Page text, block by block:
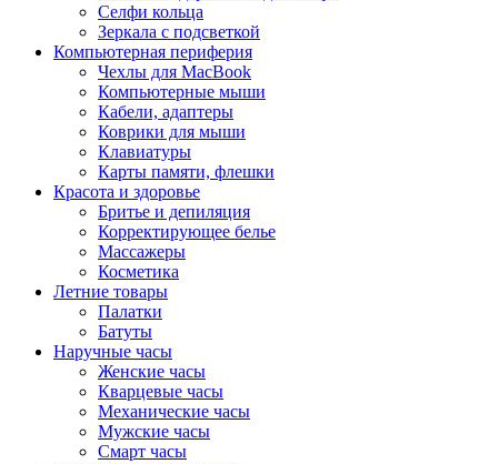
Селфи кольца
Зеркала с подсветкой
Компьютерная периферия
Чехлы для MacBook
Компьютерные мыши
Кабели, адаптеры
Коврики для мыши
Клавиатуры
Карты памяти, флешки
Красота и здоровье
Бритье и депиляция
Корректирующее белье
Массажеры
Косметика
Летние товары
Палатки
Батуты
Наручные часы
Женские часы
Кварцевые часы
Механические часы
Мужские часы
Смарт часы